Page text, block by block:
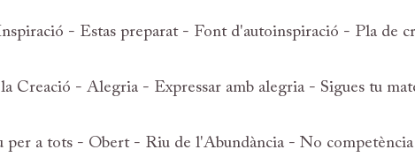
- Estas preparat - Font d'autoinspiració - Pla de
Creació - Alegria - Expressar amb alegria - Sigues tu
a tots - Obert - Riu de l'Abundància - No